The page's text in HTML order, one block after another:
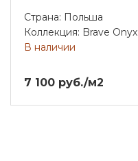
Страна: Польша
Коллекция: Brave Onyx
В наличии
7 100 руб./м2